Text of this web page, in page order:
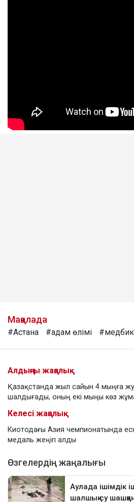
Мақалада
#Астана #адам өлімі
Алдыңғы жаңалық
Қазақстанда жыл сайын 4 мыңға
шалдығады, оның екі мыңы көз
Келесі жаңалық
Киотодағы Азия чемпионатында
медаль жеңіп алды